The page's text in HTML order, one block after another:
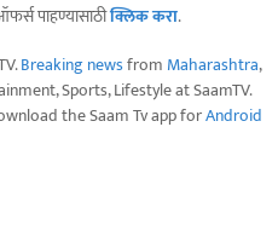
पाहण्यासाठीक्लिक करा.
Breaking newsfrom Maharashtra,
Sports, Lifestyle at SaamTV.
the Saam Tv app forAndroid